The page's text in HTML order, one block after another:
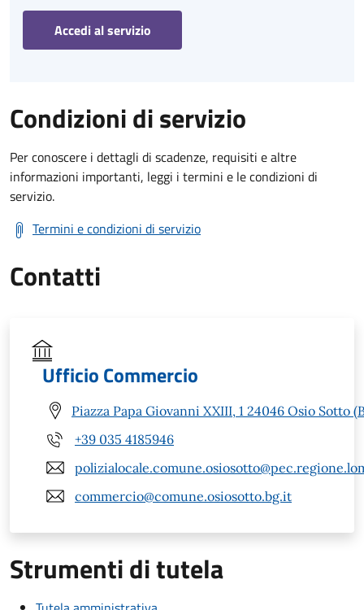
Accedi al servizio
Condizioni di servizio
Per conoscere i dettagli di scadenze, requisiti e altre
informazioni importanti, leggi i termini e le condizioni di
servizio.
Termini e condizioni di servizio
Contatti
Ufficio Commercio
Piazza Papa Giovanni XXIII, 1 24046 Osio Sotto
+39 035 4185946
commercio@comune.osiosotto.bg.it
Strumenti di tutela